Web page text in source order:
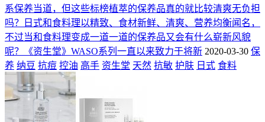
系保养当道，但这些标榜植萃的保养品真的就比较清爽无负担
吗？日式和食料理以精致、食材新鲜、清爽、营养均衡闻名，
不过当和食料理变成一道一道的保养品又会有什么崭新风貌
呢？《资生堂》WASO系列一直以来致力于将新 2020-03-30 保
养 纳豆 抗痘 控油 高手 资生堂 天然 抗敏 护肤 日式 食料